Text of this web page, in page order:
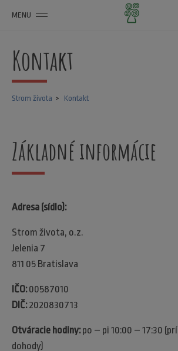
MENU
Kontakt
Strom života Kontakt
Základné informácie
Adresa (sídlo):
Strom života, o.z.
Jelenia 7
811 05 Bratislava
IČO:00587010
DIČ:2020830713
Otváracie hodiny:po – pi 10:00 – 17:30
dohody)